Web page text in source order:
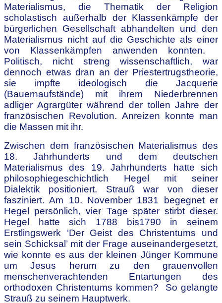
Materialismus, die Thematik der Religion
scholastisch außerhalb der Klassenkämpfe der
bürgerlichen Gesellschaft abhandelten und den
Materialismus nicht auf die Geschichte als einer
von Klassenkämpfen anwenden konnten.
Politisch, nicht streng wissenschaftlich, war
dennoch etwas dran an der Priestertrugstheorie,
sie impfte ideologisch die Jacquerie
(Bauernaufstände) mit ihrem Niederbrennen
adliger Agrargüter während der tollen Jahre der
französischen Revolution. Anreizen konnte man
die Massen mit ihr.
Zwischen dem französischen Materialismus des
18. Jahrhunderts und dem deutschen
Materialismus des 19. Jahrhunderts hatte sich
philosophiegeschichtlich Hegel mit seiner
Dialektik positioniert. Strauß war von dieser
fasziniert. Am 10. November 1831 begegnet er
Hegel persönlich, vier Tage später stirbt dieser.
Hegel hatte sich 1788 bis1790 in seinem
Erstlingswerk ‘Der Geist des Christentums und
sein Schicksal’ mit der Frage auseinandergesetzt,
wie konnte es aus der kleinen Jünger Kommune
um Jesus herum zu den grauenvollen
menschenverachtenden Entartungen des
orthodoxen Christentums kommen? So gelangte
Strauß zu seinem Hauptwerk.